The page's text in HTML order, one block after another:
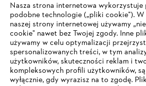
Nasza strona internetowa
podobne technologie („pliki cookie").
naszej strony internetowej używamy
cookie" nawet bez Twojej zgody. Inne
używamy w celu optymalizacji
spersonalizowanych treści, w tym
użytkowników, skuteczności reklam i
kompleksowych profili użytkowników,
wyłącznie, gdy wyrazisz na to zgodę.